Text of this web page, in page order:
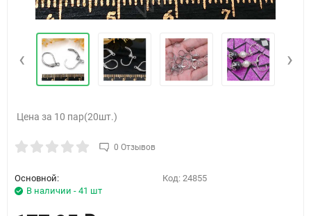
‹ ›
Цена за 10 пар(20шт.)
0 Отзывов
Основной:
В наличии - 41 шт
Код: 24855